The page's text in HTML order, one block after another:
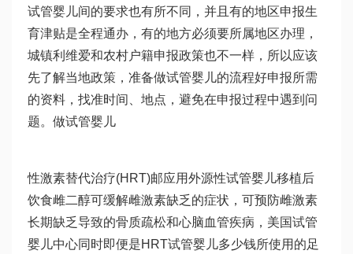
试管婴儿间的要求也有所不同，并且有的地区申报生
育津贴是全程通办，有的地方必须要所属地区办理，
城镇利维爱和农村户籍申报政策也不一样，所以应该
先了解当地政策，准备做试管婴儿的流程好申报所需
的资料，找准时间、地点，避免在申报过程中遇到问
题。 做试管婴儿
性激素替代治疗(HRT)邮应用外源性试管婴儿移植后
饮食雌二醇可缓解雌激素缺乏的症状，可预防雌激素
长期缺乏导致的骨质疏松和心脑血管疾病，美国试管
婴儿中心同时即便是HRT试管婴儿多少钱所使用的足